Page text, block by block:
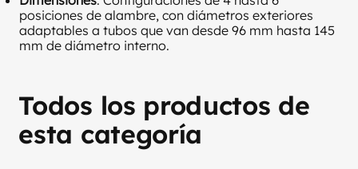
posiciones de alambre, con diámetros exteriores
adaptables a tubos que van desde 96 mm hasta 145
mm de diámetro interno.
Todos los productos de
esta categoría